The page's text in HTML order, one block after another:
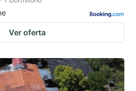
Ver oferta